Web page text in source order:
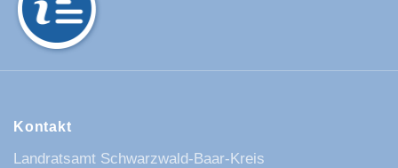
Kontakt
Landratsamt Schwarzwald-Baar-Kreis